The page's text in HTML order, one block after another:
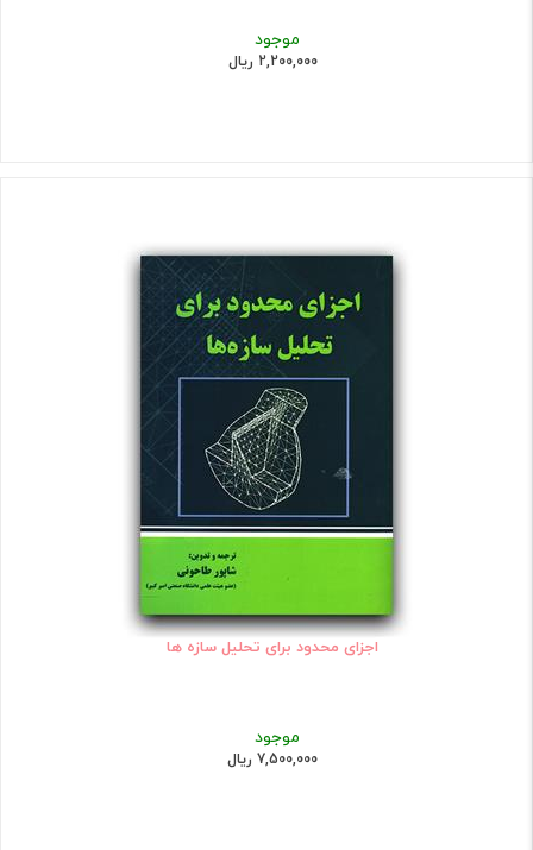
موجود
2,200,000 ریال
اجزای محدود برای تحلیل سازه ها
موجود
7,500,000 ریال